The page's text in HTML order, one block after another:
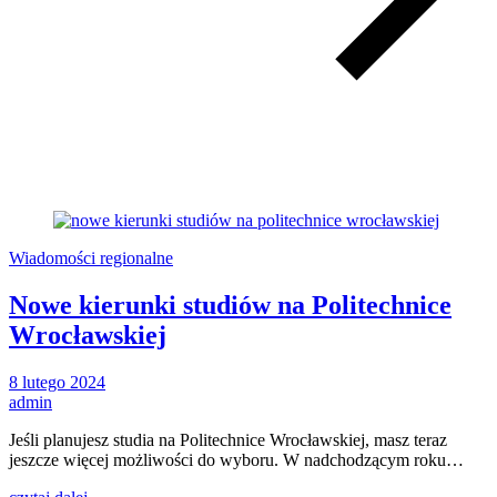
Wiadomości regionalne
Nowe kierunki studiów na Politechnice
Wrocławskiej
8 lutego 2024
admin
Jeśli planujesz studia na Politechnice Wrocławskiej, masz teraz
jeszcze więcej możliwości do wyboru. W nadchodzącym roku…